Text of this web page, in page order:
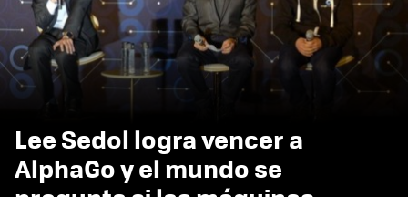
Lee Sedol logra vencer a
AlphaGo y el mundo se